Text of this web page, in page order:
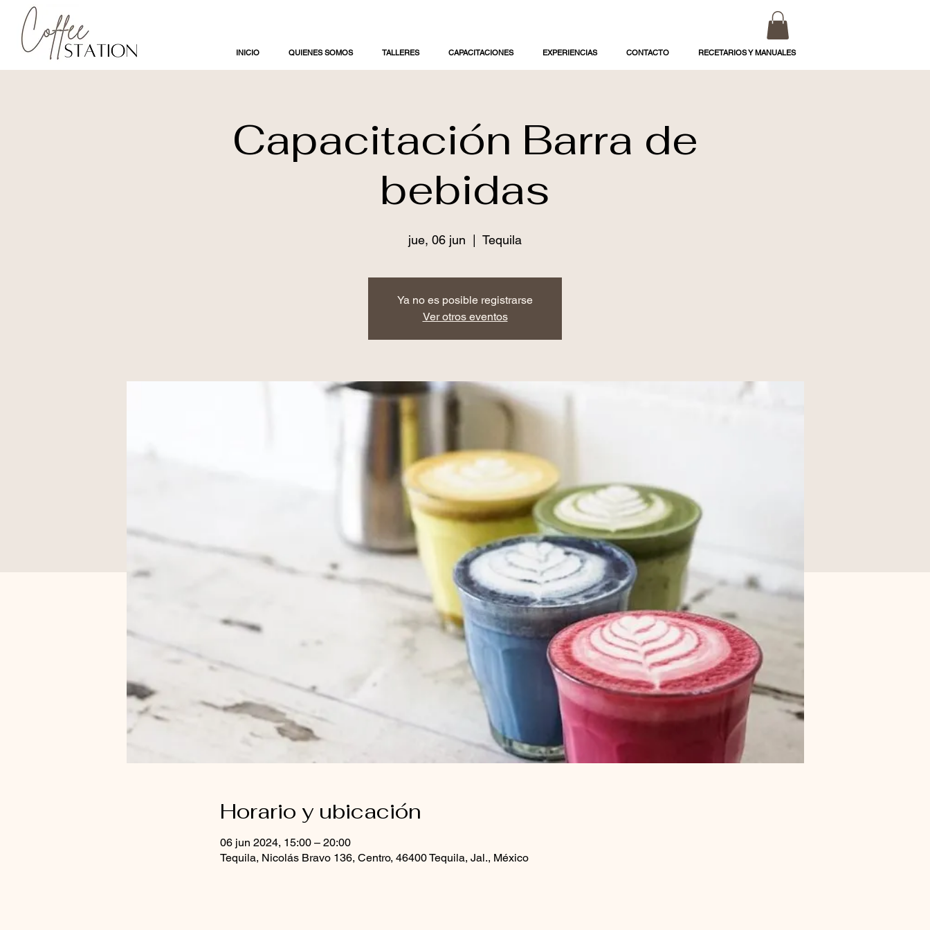
INICIO QUIENES SOMOS TALLERES CAPACITACIONES EXPERIENCIAS CONTACTO RECETARIOS Y MANUALES
Capacitación Barra de
bebidas
jue, 06 jun
  |
Tequila
Ya no es posible registrarse
Ver otros eventos
Horario y ubicación
06 jun 2024, 15:00 – 20:00
Tequila, Nicolás Bravo 136, Centro, 46400 Tequila, Jal., México